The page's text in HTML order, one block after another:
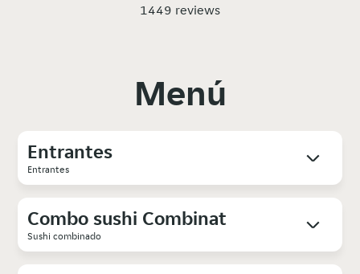
1449 reviews
Menú
Entrantes
Entrantes
Combo sushi Combinat
Sushi combinado